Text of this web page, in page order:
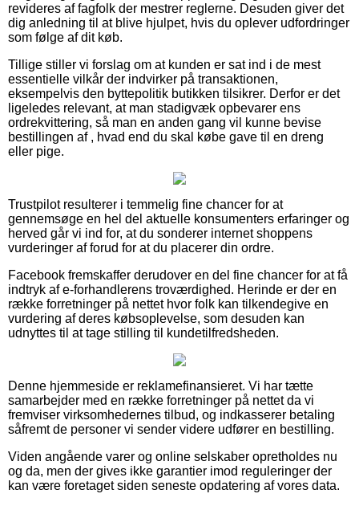
revideres af fagfolk der mestrer reglerne. Desuden giver det
dig anledning til at blive hjulpet, hvis du oplever udfordringer
som følge af dit køb.
Tillige stiller vi forslag om at kunden er sat ind i de mest
essentielle vilkår der indvirker på transaktionen,
eksempelvis den byttepolitik butikken tilsikrer. Derfor er det
ligeledes relevant, at man stadigvæk opbevarer ens
ordrekvittering, så man en anden gang vil kunne bevise
bestillingen af , hvad end du skal købe gave til en dreng
eller pige.
Trustpilot resulterer i temmelig fine chancer for at
gennemsøge en hel del aktuelle konsumenters erfaringer og
herved går vi ind for, at du sonderer internet shoppens
vurderinger af forud for at du placerer din ordre.
Facebook fremskaffer derudover en del fine chancer for at få
indtryk af e-forhandlerens troværdighed. Herinde er der en
række forretninger på nettet hvor folk kan tilkendegive en
vurdering af deres købsoplevelse, som desuden kan
udnyttes til at tage stilling til kundetilfredsheden.
Denne hjemmeside er reklamefinansieret. Vi har tætte
samarbejder med en række forretninger på nettet da vi
fremviser virksomhedernes tilbud, og indkasserer betaling
såfremt de personer vi sender videre udfører en bestilling.
Viden angående varer og online selskaber opretholdes nu
og da, men der gives ikke garantier imod reguleringer der
kan være foretaget siden seneste opdatering af vores data.